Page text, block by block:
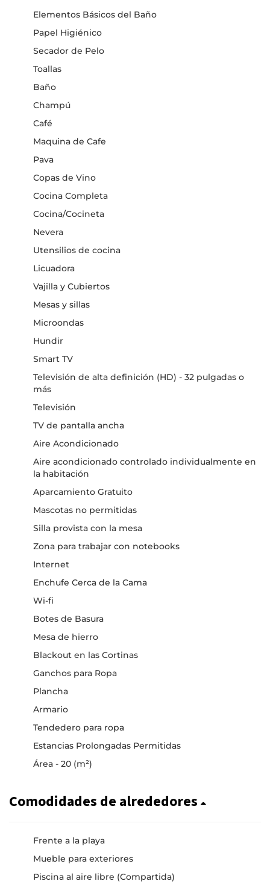
Elementos Básicos del Baño
Papel Higiénico
Secador de Pelo
Toallas
Baño
Champú
Café
Maquina de Cafe
Pava
Copas de Vino
Cocina Completa
Cocina/Cocineta
Nevera
Utensilios de cocina
Licuadora
Vajilla y Cubiertos
Mesas y sillas
Microondas
Hundir
Smart TV
Televisión de alta definición (HD) - 32 pulgadas o
más
Televisión
TV de pantalla ancha
Aire Acondicionado
Aire acondicionado controlado individualmente en
la habitación
Aparcamiento Gratuito
Mascotas no permitidas
Silla provista con la mesa
Zona para trabajar con notebooks
Internet
Enchufe Cerca de la Cama
Wi-fi
Botes de Basura
Mesa de hierro
Blackout en las Cortinas
Ganchos para Ropa
Plancha
Armario
Tendedero para ropa
Estancias Prolongadas Permitidas
Área - 20 (m²)
Comodidades de alrededores
Frente a la playa
Mueble para exteriores
Piscina al aire libre (Compartida)